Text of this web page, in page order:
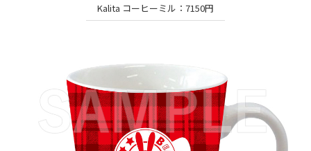
Kalita コーヒーミル：7150円